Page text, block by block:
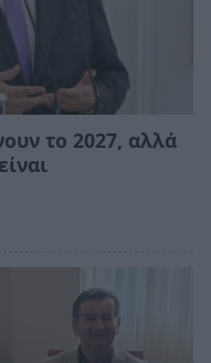
το 2027, αλλά